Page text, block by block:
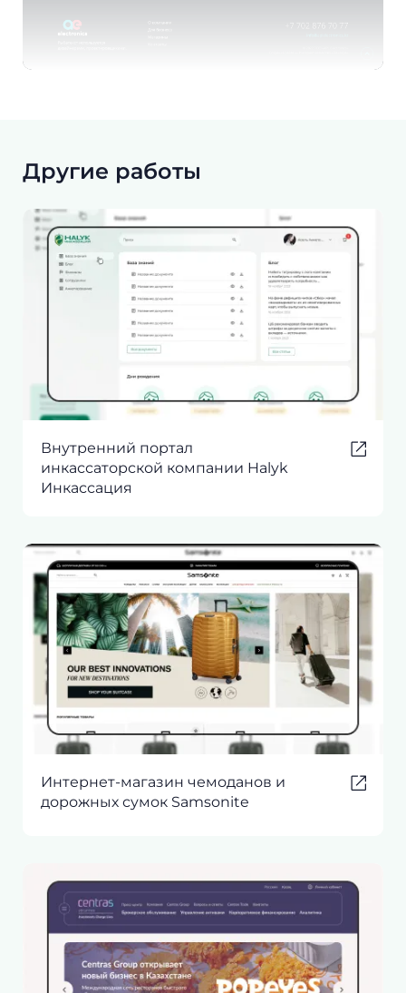
Другие работы
Внутренний портал
инкассаторской компании Halyk
Инкассация
Интернет-магазин чемоданов и
дорожных сумок Samsonite